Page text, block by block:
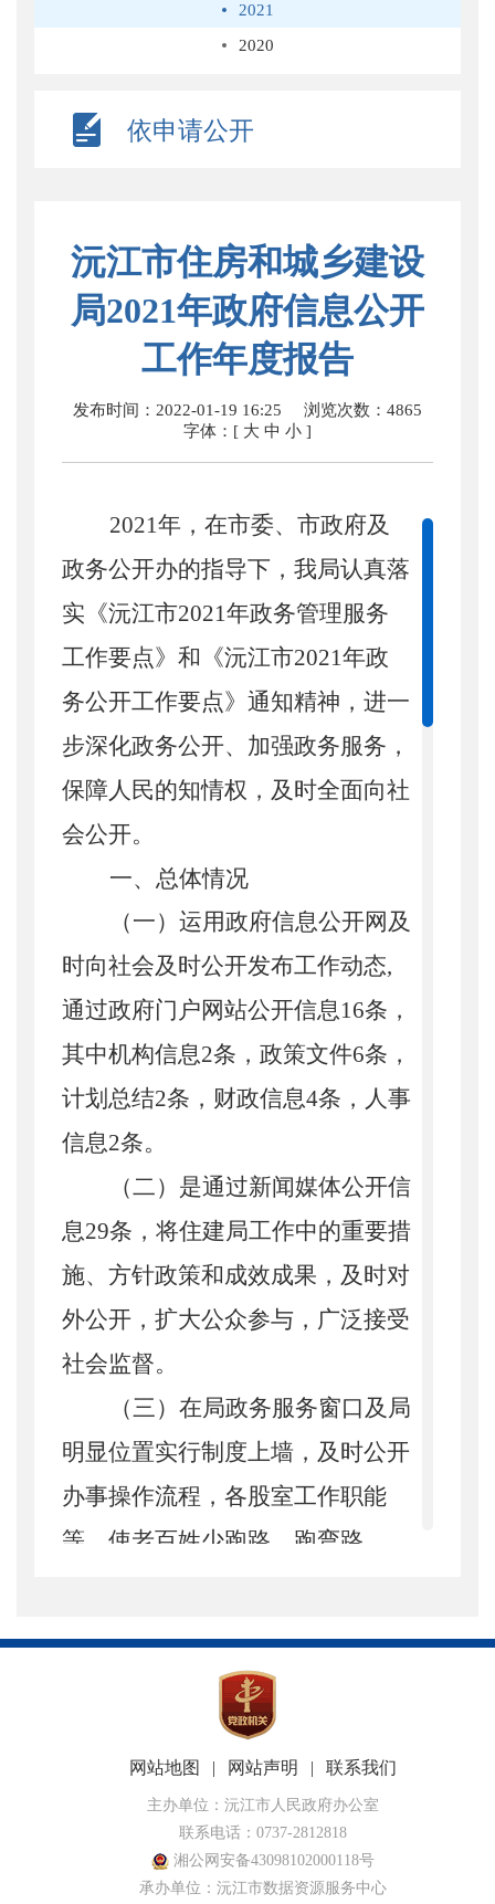
2021
2020
依申请公开
沅江市住房和城乡建设
局2021年政府信息公开
工作年度报告
发布时间：2022-01-19 16:25 浏览次数： 4865
字体：[ 大 中 小 ]
2021年， 在市委、市政府及
政务公开办的指导下，我局认真落
实《沅江市2021年政务管理服务
工作要点》和《沅江市2021年政
务公开工作要点》通知精神， 进一
步深化政务公开、加强政务服务，
保障人民的知情权，及时全面向社
会公开。
一、 总体情况
（一）运用政府信息公开网及
时向社会及时公开发布工作动态,
通过政府门户网站公开信息16条，
其中机构信息2条，政策文件6条，
计划总结2条，财政信息4条，人事
信息2条。
（二）是通过新闻媒体公开信
息29条，将住建局工作中的重要措
施、方针政策和成效成果，及时对
外公开，扩大公众参与，广泛接受
社会监督。
（三）在局政务服务窗口及局
明显位置实行制度上墙，及时公开
办事操作流程，各股室工作职能
等，使老百姓少跑路，跑弯路。
切，人民继续解决的问题。做
到“事事有回音，件件有落实”。
二、主动公开政府信息情况
第二十条第（一）
信息内容 本年制发件数
网站地图 | 网站声明 | 联系我们
主办单位：沅江市人民政府办公室
联系电话：0737-2812818
湘公网安备43098102000118号
承办单位：沅江市数据资源服务中心